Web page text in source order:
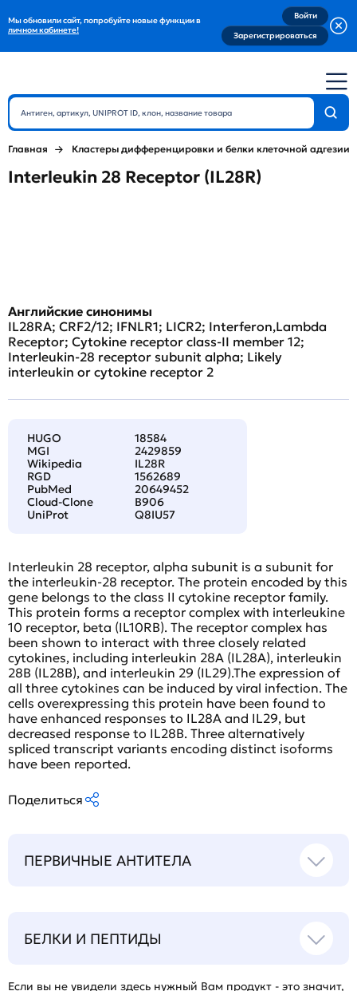
Мы обновили сайт, попробуйте новые функции в
личном кабинете!
Войти
Зарегистрироваться
Главная Кластеры дифференцировки и белки клеточной адгезии
Interleukin 28 Receptor (IL28R)
Английские синонимы
IL28RA; CRF2/12; IFNLR1; LICR2; Interferon,Lambda
Receptor; Cytokine receptor class-II member 12;
Interleukin-28 receptor subunit alpha; Likely
interleukin or cytokine receptor 2
HUGO
18584
MGI
2429859
Wikipedia
IL28R
RGD
1562689
PubMed
20649452
Cloud-Clone
B906
UniProt
Q8IU57
Interleukin 28 receptor, alpha subunit is a subunit for
the interleukin-28 receptor. The protein encoded by this
gene belongs to the class II cytokine receptor family.
This protein forms a receptor complex with interleukine
10 receptor, beta (IL10RB). The receptor complex has
been shown to interact with three closely related
cytokines, including interleukin 28A (IL28A), interleukin
28B (IL28B), and interleukin 29 (IL29).The expression of
all three cytokines can be induced by viral infection. The
cells overexpressing this protein have been found to
have enhanced responses to IL28A and IL29, but
decreased response to IL28B. Three alternatively
spliced transcript variants encoding distinct isoforms
have been reported.
Поделиться
ПЕРВИЧНЫЕ АНТИТЕЛА
БЕЛКИ И ПЕПТИДЫ
Если вы не увидели здесь нужный Вам продукт - это значит,